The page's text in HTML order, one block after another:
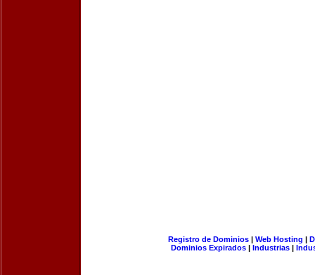
Registro de Dominios| Web Hosting |
Dominios Expirados | Industrias |